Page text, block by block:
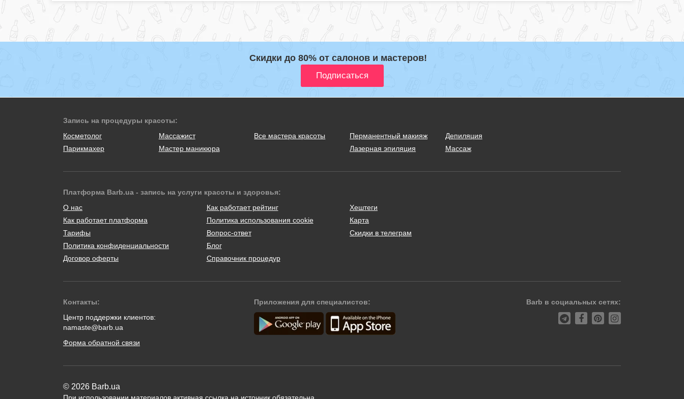
Скидки до 80% от салонов и мастеров!
Запись на процедуры красоты:
Косметолог
Массажист
Парикмахер
Мастер маникюра
Все мастера красоты
Перманентный макияж
Лазерная эпиляция
Депиляция
Массаж
Платформа Barb.ua - запись на услуги красоты и здоровья:
О нас
Как работает платформа
Тарифы
Политика конфиденциальности
Договор оферты
Как работает рейтинг
Политика использования cookie
Вопрос-ответ
Блог
Справочник процедур
Хештеги
Карта
Скидки в телеграм
Контакты:
Центр поддержки клиентов:
namaste@barb.ua
Форма обратной связи
Приложения для специалистов: Barb в социальных сетях:
© 2026 Barb.ua
При использовании материалов активная ссылка на источник обязательна